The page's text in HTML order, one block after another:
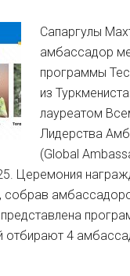
Сапаргулы
амбассадор
программы
из
лауреатом
Лидерства
(Global
Церемония
собрав
отбирают 4